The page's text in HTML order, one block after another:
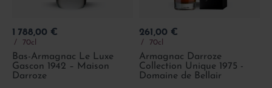
Prix
1 788,00 €
70cl
Bas-Armagnac Le Luxe
Gascon 1942 – Maison
Darroze
Prix
261,00 €
70cl
Armagnac Darroze
Collection Unique 1975 -
Domaine de Bellair